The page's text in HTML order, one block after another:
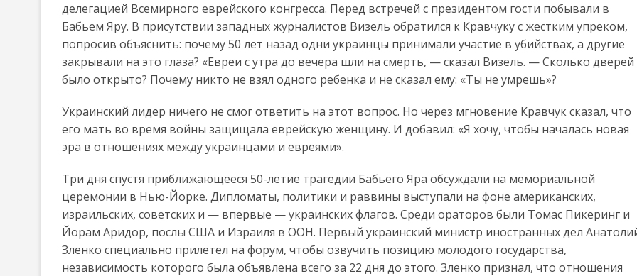
делегацией Всемирного еврейского конгресса. Перед встречей с президентом гости побывали в
Бабьем Яру. В присутствии западных журналистов Визель обратился к Кравчуку с жестким упреком,
попросив объяснить: почему 50 лет назад одни украинцы принимали участие в убийствах, а другие
закрывали на это глаза? «Евреи с утра до вечера шли на смерть, — сказал Визель. — Сколько дверей
было открыто? Почему никто не взял одного ребенка и не сказал ему: «Ты не умрешь»?
Украинский лидер ничего не смог ответить на этот вопрос. Но через мгновение Кравчук сказал, что
его мать во время войны защищала еврейскую женщину. И добавил: «Я хочу, чтобы началась новая
эра в отношениях между украинцами и евреями».
Три дня спустя приближающееся 50-летие трагедии Бабьего Яра обсуждали на мемориальной
церемонии в Нью-Йорке. Дипломаты, политики и раввины выступали на фоне американских,
израильских, советских и — впервые — украинских флагов. Среди ораторов были Томас Пикеринг и
Йорам Аридор, послы США и Израиля в ООН. Первый украинский министр иностранных дел
Зленко специально прилетел на форум, чтобы озвучить позицию молодого государства,
независимость которого была объявлена всего за 22 дня до этого. Зленко признал, что отношения